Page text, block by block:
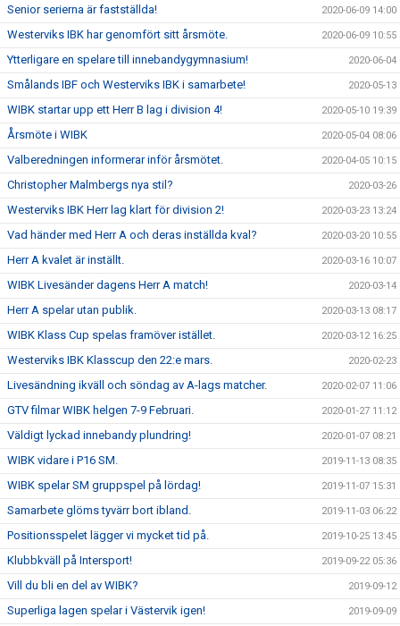
Senior serierna är fastställda! 2020-06-09 14:00
Westerviks IBK har genomfört sitt årsmöte. 2020-06-09 10:55
Ytterligare en spelare till innebandygymnasium! 2020-06-04
Smålands IBF och Westerviks IBK i samarbete! 2020-05-13
WIBK startar upp ett Herr B lag i division 4! 2020-05-10 19:39
Årsmöte i WIBK 2020-05-04 08:06
Valberedningen informerar inför årsmötet. 2020-04-05 10:15
Christopher Malmbergs nya stil? 2020-03-26
Westerviks IBK Herr lag klart för division 2! 2020-03-23 13:24
Vad händer med Herr A och deras inställda kval? 2020-03-20 10:55
Herr A kvalet är inställt. 2020-03-16 10:07
WIBK Livesänder dagens Herr A match! 2020-03-14
Herr A spelar utan publik. 2020-03-13 08:17
WIBK Klass Cup spelas framöver istället. 2020-03-12 16:25
Westerviks IBK Klasscup den 22:e mars. 2020-02-23
Livesändning ikväll och söndag av A-lags matcher. 2020-02-07 11:06
GTV filmar WIBK helgen 7-9 Februari. 2020-01-27 11:12
Väldigt lyckad innebandy plundring! 2020-01-07 08:21
WIBK vidare i P16 SM. 2019-11-13 08:35
WIBK spelar SM gruppspel på lördag! 2019-11-07 15:31
Samarbete glöms tyvärr bort ibland. 2019-11-03 06:22
Positionsspelet lägger vi mycket tid på. 2019-10-25 13:45
Klubbkväll på Intersport! 2019-09-22 05:36
Vill du bli en del av WIBK? 2019-09-12
Superliga lagen spelar i Västervik igen! 2019-09-09